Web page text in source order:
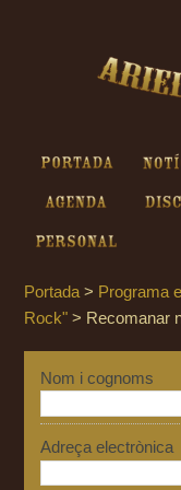
Portada
Agenda
Personal
Portada > Programa
Rock" > Recomanar
Nom i cognoms
Adreça electrònica